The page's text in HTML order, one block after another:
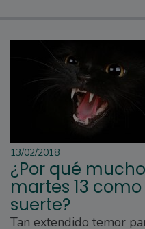
13/02/2018
¿Por qué
martes 13
suerte?
Tan extendido temor